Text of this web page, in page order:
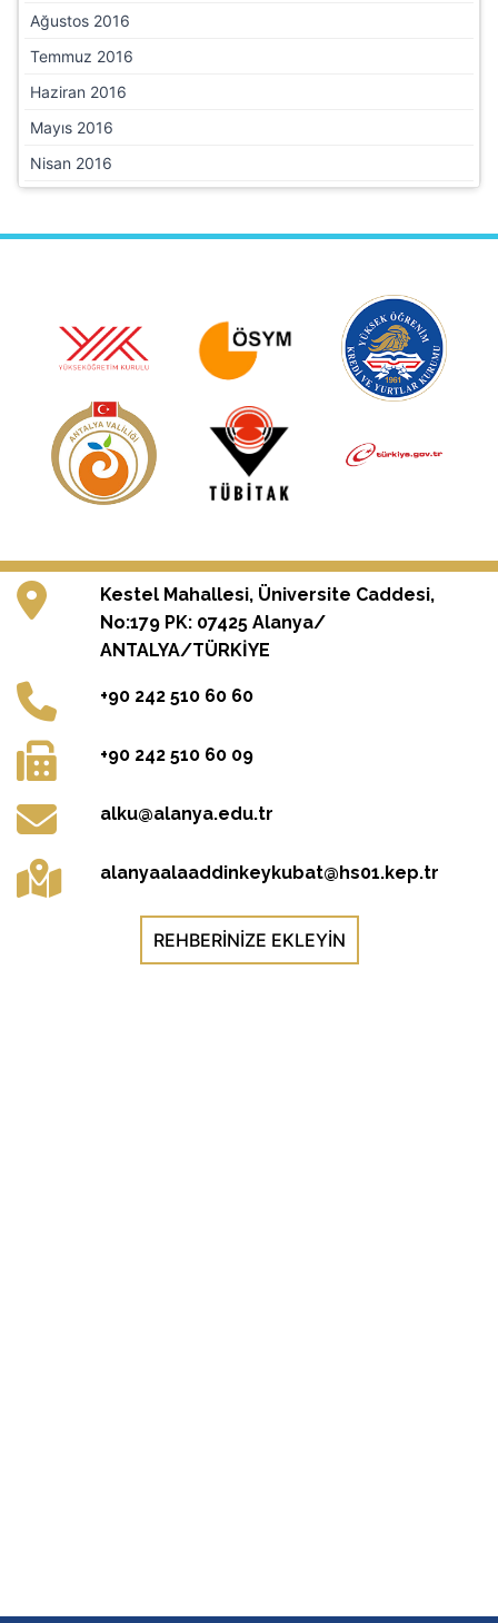
Ağustos 2016
Temmuz 2016
Haziran 2016
Mayıs 2016
Nisan 2016
Kestel Mahallesi, Üniversite Caddesi,
No:179 PK: 07425 Alanya/
ANTALYA/TÜRKİYE
+90 242 510 60 60
+90 242 510 60 09
alku@alanya.edu.tr
alanyaalaaddinkeykubat@hs01.kep.tr
REHBERINIZE EKLEYIN